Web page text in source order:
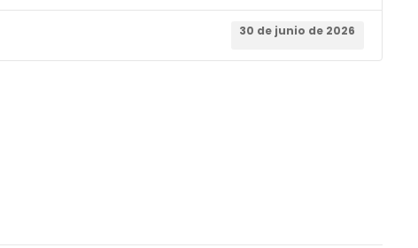
30 de junio de 2026